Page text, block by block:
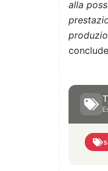
alla
conclude